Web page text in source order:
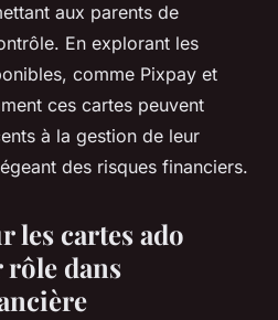
aux parents de
En explorant les
comme Pixpay et
ces cartes peuvent
à la gestion de leur
des risques financiers.
les cartes ado
dans